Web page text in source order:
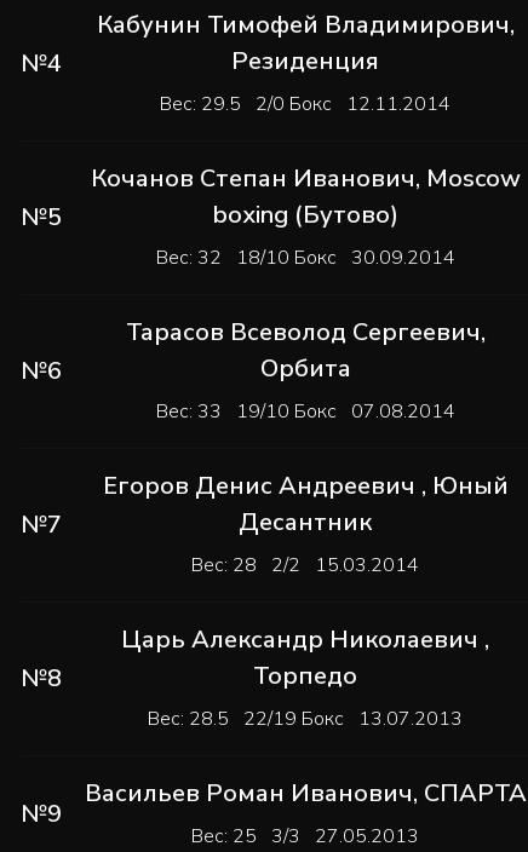
№4
Кабунин Тимофей Владимирович,
Резиденция
Вес: 29.5 2/0 Бокс 12.11.2014
№5
Кочанов Степан Иванович, Moscow
boxing (Бутово)
Вес: 32 18/10 Бокс 30.09.2014
№6
Тарасов Всеволод Сергеевич,
Орбита
Вес: 33 19/10 Бокс 07.08.2014
№7
Егоров Денис Андреевич , Юный
Десантник
Вес: 28 2/2 15.03.2014
№8
Царь Александр Николаевич ,
Торпедо
Вес: 28.5 22/19 Бокс 13.07.2013
№9
Васильев Роман Иванович, СПАРТА
Вес: 25 3/3 27.05.2013